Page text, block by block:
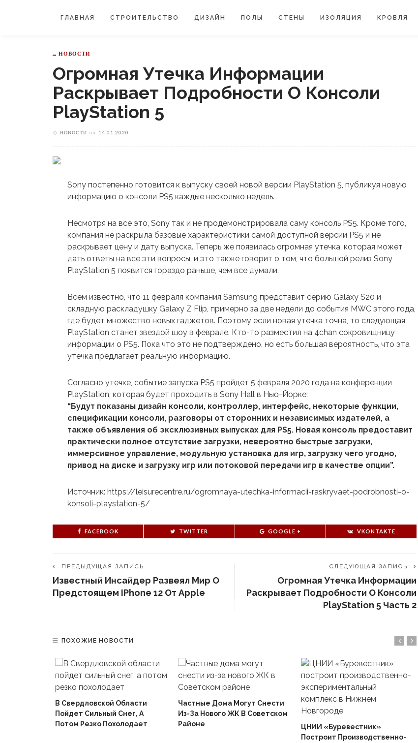
ГЛАВНАЯ СТРОИТЕЛЬСТВО ДИЗАЙН ПОЛЫ СТЕНЫ ИЗОЛЯЦИЯ КРОВЛЯ
НОВОСТИ
Огромная Утечка Информации
Раскрывает Подробности О Консоли
PlayStation 5
НОВОСТИ on 14.01.2020
Sony постепенно готовится к выпуску своей новой версии PlayStation 5, публикуя новую
информацию о консоли PS5 каждые несколько недель.
Несмотря на все это, Sony так и не продемонстрировала саму консоль PS5. Кроме того,
компания не раскрыла базовые характеристики самой доступной версии PS5 и не
раскрывает цену и дату выпуска. Теперь же появилась огромная утечка, которая может
дать ответы на все эти вопросы, и это также говорит о том, что большой релиз Sony
PlayStation 5 появится гораздо раньше, чем все думали.
Всем известно, что 11 февраля компания Samsung представит серию Galaxy S20 и
складную раскладушку Galaxy Z Flip, примерно за две недели до события MWC этого года,
где будет множество новых гаджетов. Поэтому если новая утечка точна, то следующая
PlayStation станет звездой шоу в феврале. Кто-то разместил на 4chan сокровищницу
информации о PS5. Пока что это не подтверждено, но есть большая вероятность, что эта
утечка предлагает реальную информацию.
Согласно утечке, событие запуска PS5 пройдет 5 февраля 2020 года на конференции
PlayStation, которая будет проходить в Sony Hall в Нью-Йорке:
“Будут показаны дизайн консоли, контроллер, интерфейс, некоторые функции,
спецификации консоли, разговоры от сторонних и независимых издателей, а
также объявления об эксклюзивных выпусках для PS5. Новая консоль предоставит
практически полное отсутствие загрузки, невероятно быстрые загрузки,
иммерсивное управление, модульную установка для игр, загрузку чего угодно,
привод на диске и загрузку игр или потоковой передачи игр в качестве опции”.
Источник: https://leisurecentre.ru/ogromnaya-utechka-informacii-raskryvaet-podrobnosti-o-
konsoli-playstation-5/
FACEBOOK TWITTER GOOGLE + VKONTAKTE
ПРЕДЫДУЩАЯ ЗАПИСЬ
Известный Инсайдер Развеял Мир О
Предстоящем IPhone 12 От Apple
СЛЕДУЮЩАЯ ЗАПИСЬ
Огромная Утечка Информации
Раскрывает Подробности О Консоли
PlayStation 5 Часть 2
ПОХОЖИЕ НОВОСТИ
В Свердловской Области
Пойдет Сильный Снег, А
Потом Резко Похолодает
Частные Дома Могут Снести
Из-За Нового ЖК В Советском
Районе
ЦНИИ «Буревестник»
Построит Производственно-